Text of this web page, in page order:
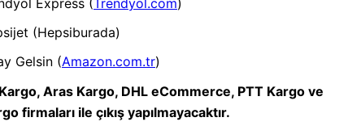
Çöp
55x60
Orta
Çöp Torbası
Polmix Çilek Kokulu Büzgülü
Büyük Boy Çöp Torbası 65x70
cm 10'lu 1 Paket Dayanıklı
Sızdırmaz Çöp Poşeti